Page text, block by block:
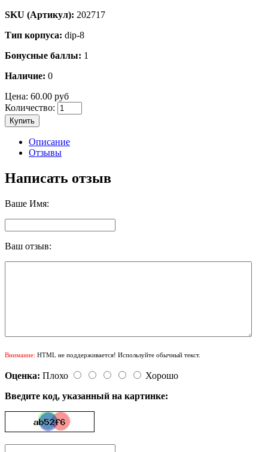
SKU (Артикул): 202717
Тип корпуса: dip-8
Бонусные баллы: 1
Наличие: 0
Цена: 60.00 руб
Количество:
Купить
Описание
Отзывы
Написать отзыв
Ваше Имя:
Ваш отзыв:
Внимание: HTML не поддерживается! Используйте обычный текст.
Оценка: Плохо
Хорошо
Введите код, указанный на картинке: